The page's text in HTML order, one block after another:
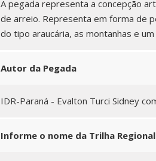
A pegada representa a concepção
de arreio. Representa em forma de
do tipo araucária, as montanhas e um
Autor da Pegada
IDR-Paraná - Evalton Turci Sidney
Informe o nome da Trilha